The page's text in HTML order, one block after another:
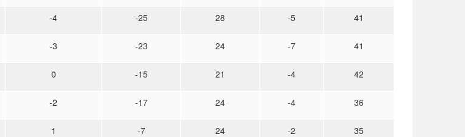
-4 -25 28 -5 41
-3 -23 24 -7 41
0 -15 21 -4 42
-2 -17 24 -4 36
1 -7 24 -2 35